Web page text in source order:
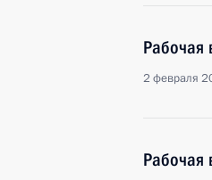
Рабочая
2 февраля
Рабочая